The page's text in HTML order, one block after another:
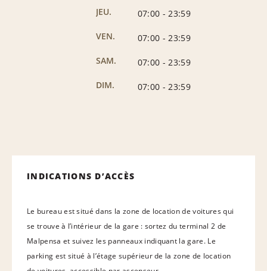
JEU.
07:00 - 23:59
VEN.
07:00 - 23:59
SAM.
07:00 - 23:59
DIM.
07:00 - 23:59
INDICATIONS D’ACCÈS
Le bureau est situé dans la zone de location de voitures qui
se trouve à l’intérieur de la gare : sortez du terminal 2 de
Malpensa et suivez les panneaux indiquant la gare. Le
parking est situé à l’étage supérieur de la zone de location